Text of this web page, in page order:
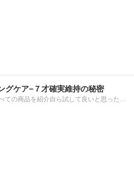
グケア−７才確実維持の秘密